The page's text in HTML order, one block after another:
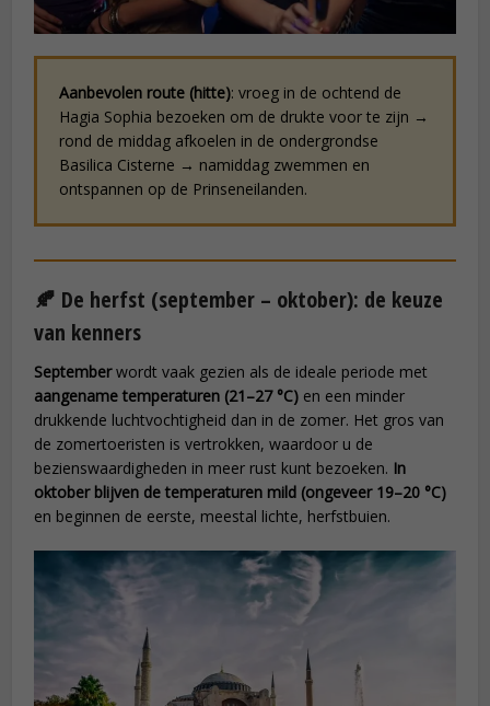
Aanbevolen route (hitte): vroeg in de ochtend de
Hagia Sophia bezoeken om de drukte voor te zijn →
rond de middag afkoelen in de ondergrondse
Basilica Cisterne → namiddag zwemmen en
ontspannen op de Prinseneilanden.
🍂 De herfst (september – oktober): de keuze
van kenners
Septemberwordt vaak gezien als de ideale periode met
aangename temperaturen (21–27 °C) en een minder
drukkende luchtvochtigheid dan in de zomer. Het gros van
de zomertoeristen is vertrokken, waardoor u de
bezienswaardigheden in meer rust kunt bezoeken. In
oktober blijven de temperaturen mild (ongeveer 19–20 °C)
en beginnen de eerste, meestal lichte, herfstbuien.